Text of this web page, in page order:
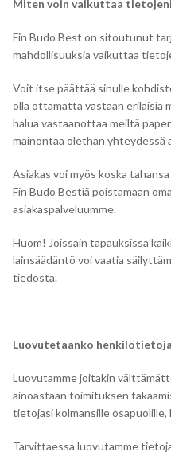
Miten voin vaikuttaa
Fin Budo Best on sitoutunut
mahdollisuuksia vaikuttaa
Voit itse päättää sinulle
olla ottamatta vastaan erilaisia
halua vastaanottaa meiltä
mainontaa olethan yhteydessä
Asiakas voi myös koska
Fin Budo Bestiä poistamaan
asiakaspalveluumme.
Huom! Joissain tapauksissa
lainsäädäntö voi vaatia
tiedosta.
Luovutetaanko
Luovutamme joitakin
ainoastaan toimituksen
tietojasi kolmansille
Tarvittaessa luovutamme